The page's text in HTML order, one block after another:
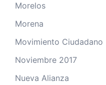
Morelos
Morena
Movimiento Ciudadano
Noviembre 2017
Nueva Alianza